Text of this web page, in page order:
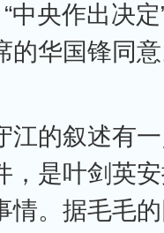
中央作出决
的华国锋同
江的叙述有
，是叶剑英
情。据毛毛